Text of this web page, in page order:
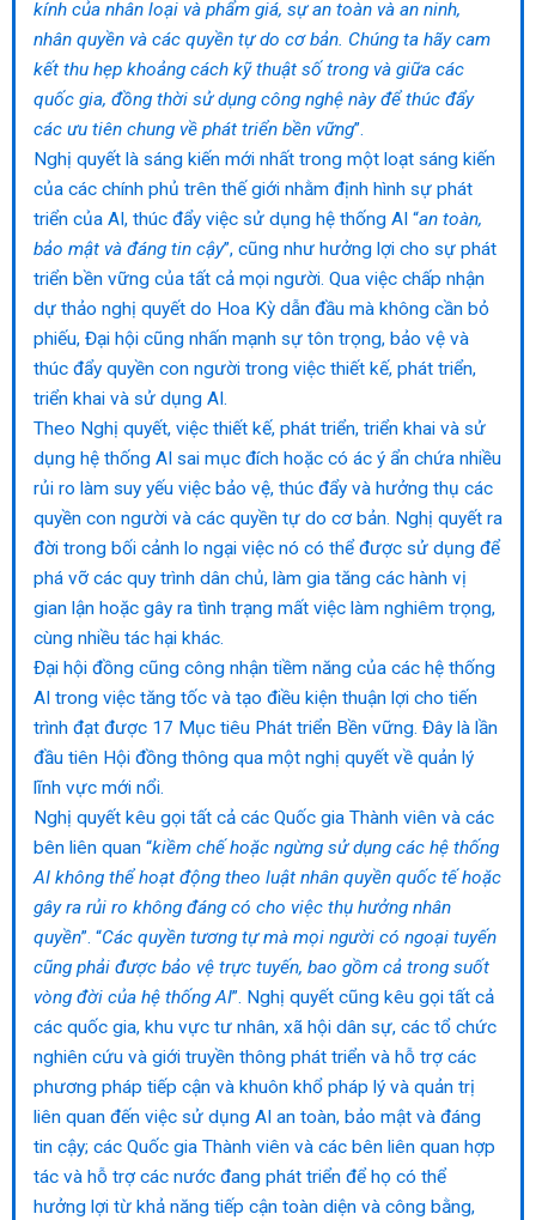
kính của nhân loại và phẩm giá, sự an toàn và an ninh,
nhân quyền và các quyền tự do cơ bản. Chúng ta hãy cam
kết thu hẹp khoảng cách kỹ thuật số trong và giữa các
quốc gia, đồng thời sử dụng công nghệ này để thúc đẩy
các ưu tiên chung về phát triển bền vững”.
Nghị quyết là sáng kiến mới nhất trong một loạt sáng kiến
của các chính phủ trên thế giới nhằm định hình sự phát
triển của AI, thúc đẩy việc sử dụng hệ thống AI “an toàn,
bảo mật và đáng tin cậy”, cũng như hưởng lợi cho sự phát
triển bền vững của tất cả mọi người. Qua việc chấp nhận
dự thảo nghị quyết do Hoa Kỳ dẫn đầu mà không cần bỏ
phiếu, Đại hội cũng nhấn mạnh sự tôn trọng, bảo vệ và
thúc đẩy quyền con người trong việc thiết kế, phát triển,
triển khai và sử dụng AI.
Theo Nghị quyết, việc thiết kế, phát triển, triển khai và sử
dụng hệ thống AI sai mục đích hoặc có ác ý ẩn chứa nhiều
rủi ro làm suy yếu việc bảo vệ, thúc đẩy và hưởng thụ các
quyền con người và các quyền tự do cơ bản. Nghị quyết ra
đời trong bối cảnh lo ngại việc nó có thể được sử dụng để
phá vỡ các quy trình dân chủ, làm gia tăng các hành vị
gian lận hoặc gây ra tình trạng mất việc làm nghiêm trọng,
cùng nhiều tác hại khác.
Đại hội đồng cũng công nhận tiềm năng của các hệ thống
AI trong việc tăng tốc và tạo điều kiện thuận lợi cho tiến
trình đạt được 17 Mục tiêu Phát triển Bền vững. Đây là lần
đầu tiên Hội đồng thông qua một nghị quyết về quản lý
lĩnh vực mới nổi.
Nghị quyết kêu gọi tất cả các Quốc gia Thành viên và các
bên liên quan “kiềm chế hoặc ngừng sử dụng các hệ thống
AI không thể hoạt động theo luật nhân quyền quốc tế hoặc
gây ra rủi ro không đáng có cho việc thụ hưởng nhân
quyền”. “Các quyền tương tự mà mọi người có ngoại tuyến
cũng phải được bảo vệ trực tuyến, bao gồm cả trong suốt
vòng đời của hệ thống AI”. Nghị quyết cũng kêu gọi tất cả
các quốc gia, khu vực tư nhân, xã hội dân sự, các tổ chức
nghiên cứu và giới truyền thông phát triển và hỗ trợ các
phương pháp tiếp cận và khuôn khổ pháp lý và quản trị
liên quan đến việc sử dụng AI an toàn, bảo mật và đáng
tin cậy; các Quốc gia Thành viên và các bên liên quan hợp
tác và hỗ trợ các nước đang phát triển để họ có thể
hưởng lợi từ khả năng tiếp cận toàn diện và công bằng,